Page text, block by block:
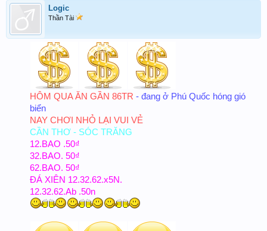
Logic
Thần Tài
HÔM QUA ĂN GẦN 86TR - đang ở Phú Quốc hóng gió
biển
NAY CHƠI NHỎ LẠI VUI VẺ
CẦN THƠ - SÓC TRĂNG
12.BAO .50₫
32.BAO. 50₫
62.BAO. 50₫
ĐÁ XIÊN 12.32.62.x5N.
12.32.62.Ab .50n